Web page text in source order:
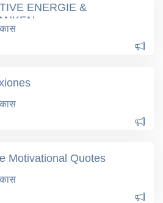
ENERGIE &
Motivational Quotes